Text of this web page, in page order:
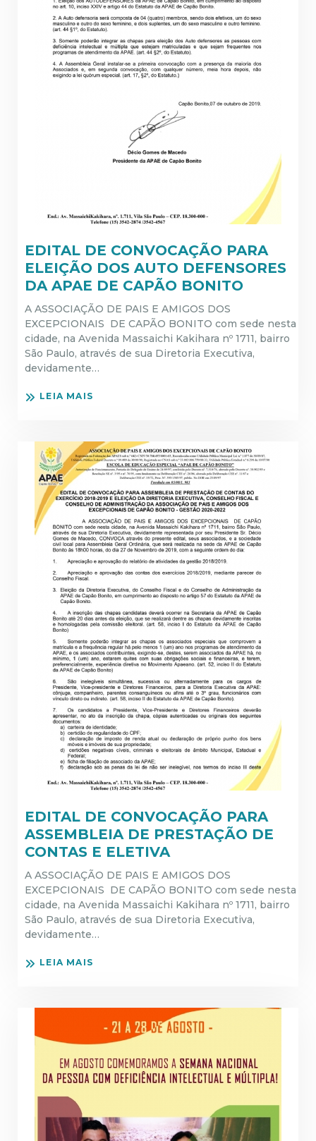
EDITAL DE CONVOCAÇÃO PARA
ELEIÇÃO DOS AUTO DEFENSORES
DA APAE DE CAPÃO BONITO
A ASSOCIAÇÃO DE PAIS E AMIGOS DOS
EXCEPCIONAIS DE CAPÃO BONITO com sede nesta
cidade, na Avenida Massaichi Kakihara nº 1711, bairro
São Paulo, através de sua Diretoria Executiva,
devidamente…
LEIA MAIS
EDITAL DE CONVOCAÇÃO PARA
ASSEMBLEIA DE PRESTAÇÃO DE
CONTAS E ELETIVA
A ASSOCIAÇÃO DE PAIS E AMIGOS DOS
EXCEPCIONAIS DE CAPÃO BONITO com sede nesta
cidade, na Avenida Massaichi Kakihara nº 1711, bairro
São Paulo, através de sua Diretoria Executiva,
devidamente…
LEIA MAIS